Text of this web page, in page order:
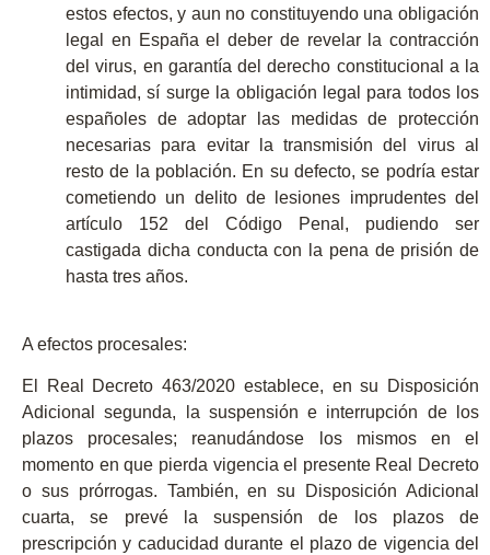
estos efectos, y aun no constituyendo una obligación
legal en España el deber de revelar la contracción
del virus, en garantía del derecho constitucional a la
intimidad, sí surge la obligación legal para todos los
españoles de adoptar las medidas de protección
necesarias para evitar la transmisión del virus al
resto de la población. En su defecto, se podría estar
cometiendo un delito de lesiones imprudentesdel
artículo 152 del Código Penal, pudiendo ser
castigada dicha conducta con la pena de prisión de
hasta tres años.
A efectos procesales:
El Real Decreto 463/2020 establece, en su Disposición
Adicional segunda, la suspensión e interrupción de los
plazos procesales; reanudándose los mismos en el
momento en que pierda vigencia el presente Real Decreto
o sus prórrogas. También, en su Disposición Adicional
cuarta, se prevé la suspensión de los plazos de
prescripción y caducidad durante el plazo de vigencia del